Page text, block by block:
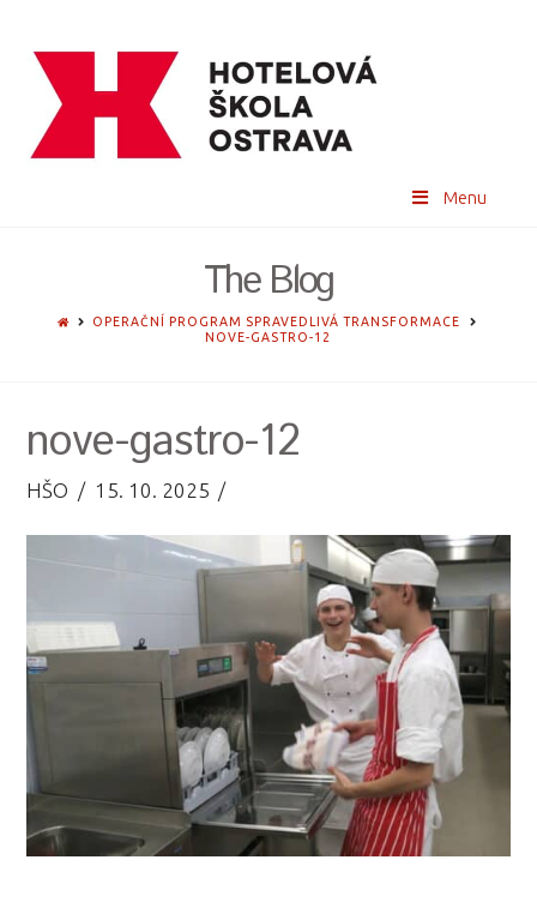
Menu
The Blog
HOMEOPERAČNÍ PROGRAM SPRAVEDLIVÁ TRANSFORMACE
NOVE-GASTRO-12
nove-gastro-12
HŠO 15. 10. 2025